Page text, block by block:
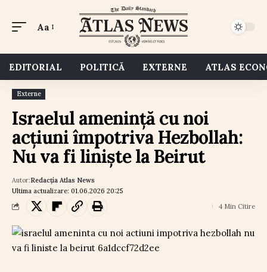
Aa
EDITORIAL POLITICĂ EXTERNE ATLAS
Externe
Israelul amenință cu noi
acțiuni împotriva Hezbollah:
Nu va fi liniște la Beirut
Ultima actualizare: 01.06.2026 20:25
Autor:Redacția Atlas News
4 Min Citire